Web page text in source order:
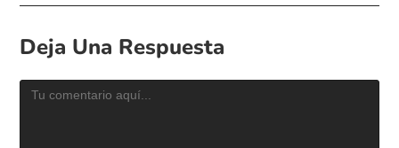
Deja Una Respuesta